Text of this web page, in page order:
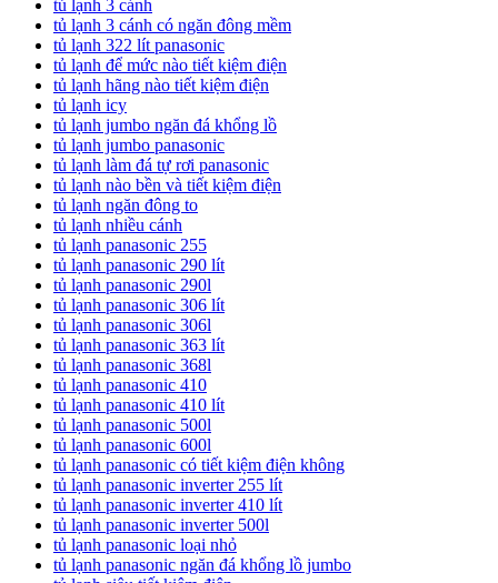
tủ lạnh 3 cánh
tủ lạnh 3 cánh có ngăn đông mềm
tủ lạnh 322 lít panasonic
tủ lạnh để mức nào tiết kiệm điện
tủ lạnh hãng nào tiết kiệm điện
tủ lạnh icy
tủ lạnh jumbo ngăn đá khổng lồ
tủ lạnh jumbo panasonic
tủ lạnh làm đá tự rơi panasonic
tủ lạnh nào bền và tiết kiệm điện
tủ lạnh ngăn đông to
tủ lạnh nhiều cánh
tủ lạnh panasonic 255
tủ lạnh panasonic 290 lít
tủ lạnh panasonic 290l
tủ lạnh panasonic 306 lít
tủ lạnh panasonic 306l
tủ lạnh panasonic 363 lít
tủ lạnh panasonic 368l
tủ lạnh panasonic 410
tủ lạnh panasonic 410 lít
tủ lạnh panasonic 500l
tủ lạnh panasonic 600l
tủ lạnh panasonic có tiết kiệm điện không
tủ lạnh panasonic inverter 255 lít
tủ lạnh panasonic inverter 410 lít
tủ lạnh panasonic inverter 500l
tủ lạnh panasonic loại nhỏ
tủ lạnh panasonic ngăn đá khổng lồ jumbo